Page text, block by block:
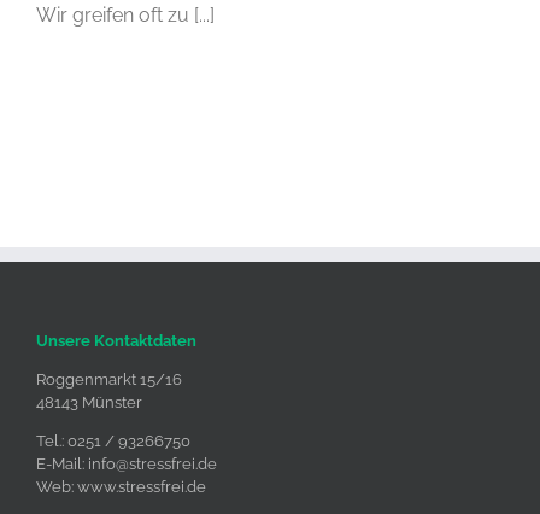
Wir greifen oft zu [...]
Unsere Kontaktdaten
Roggenmarkt 15/16
48143 Münster
Tel.: 0251 / 93266750
E-Mail: info@stressfrei.de
Web: www.stressfrei.de